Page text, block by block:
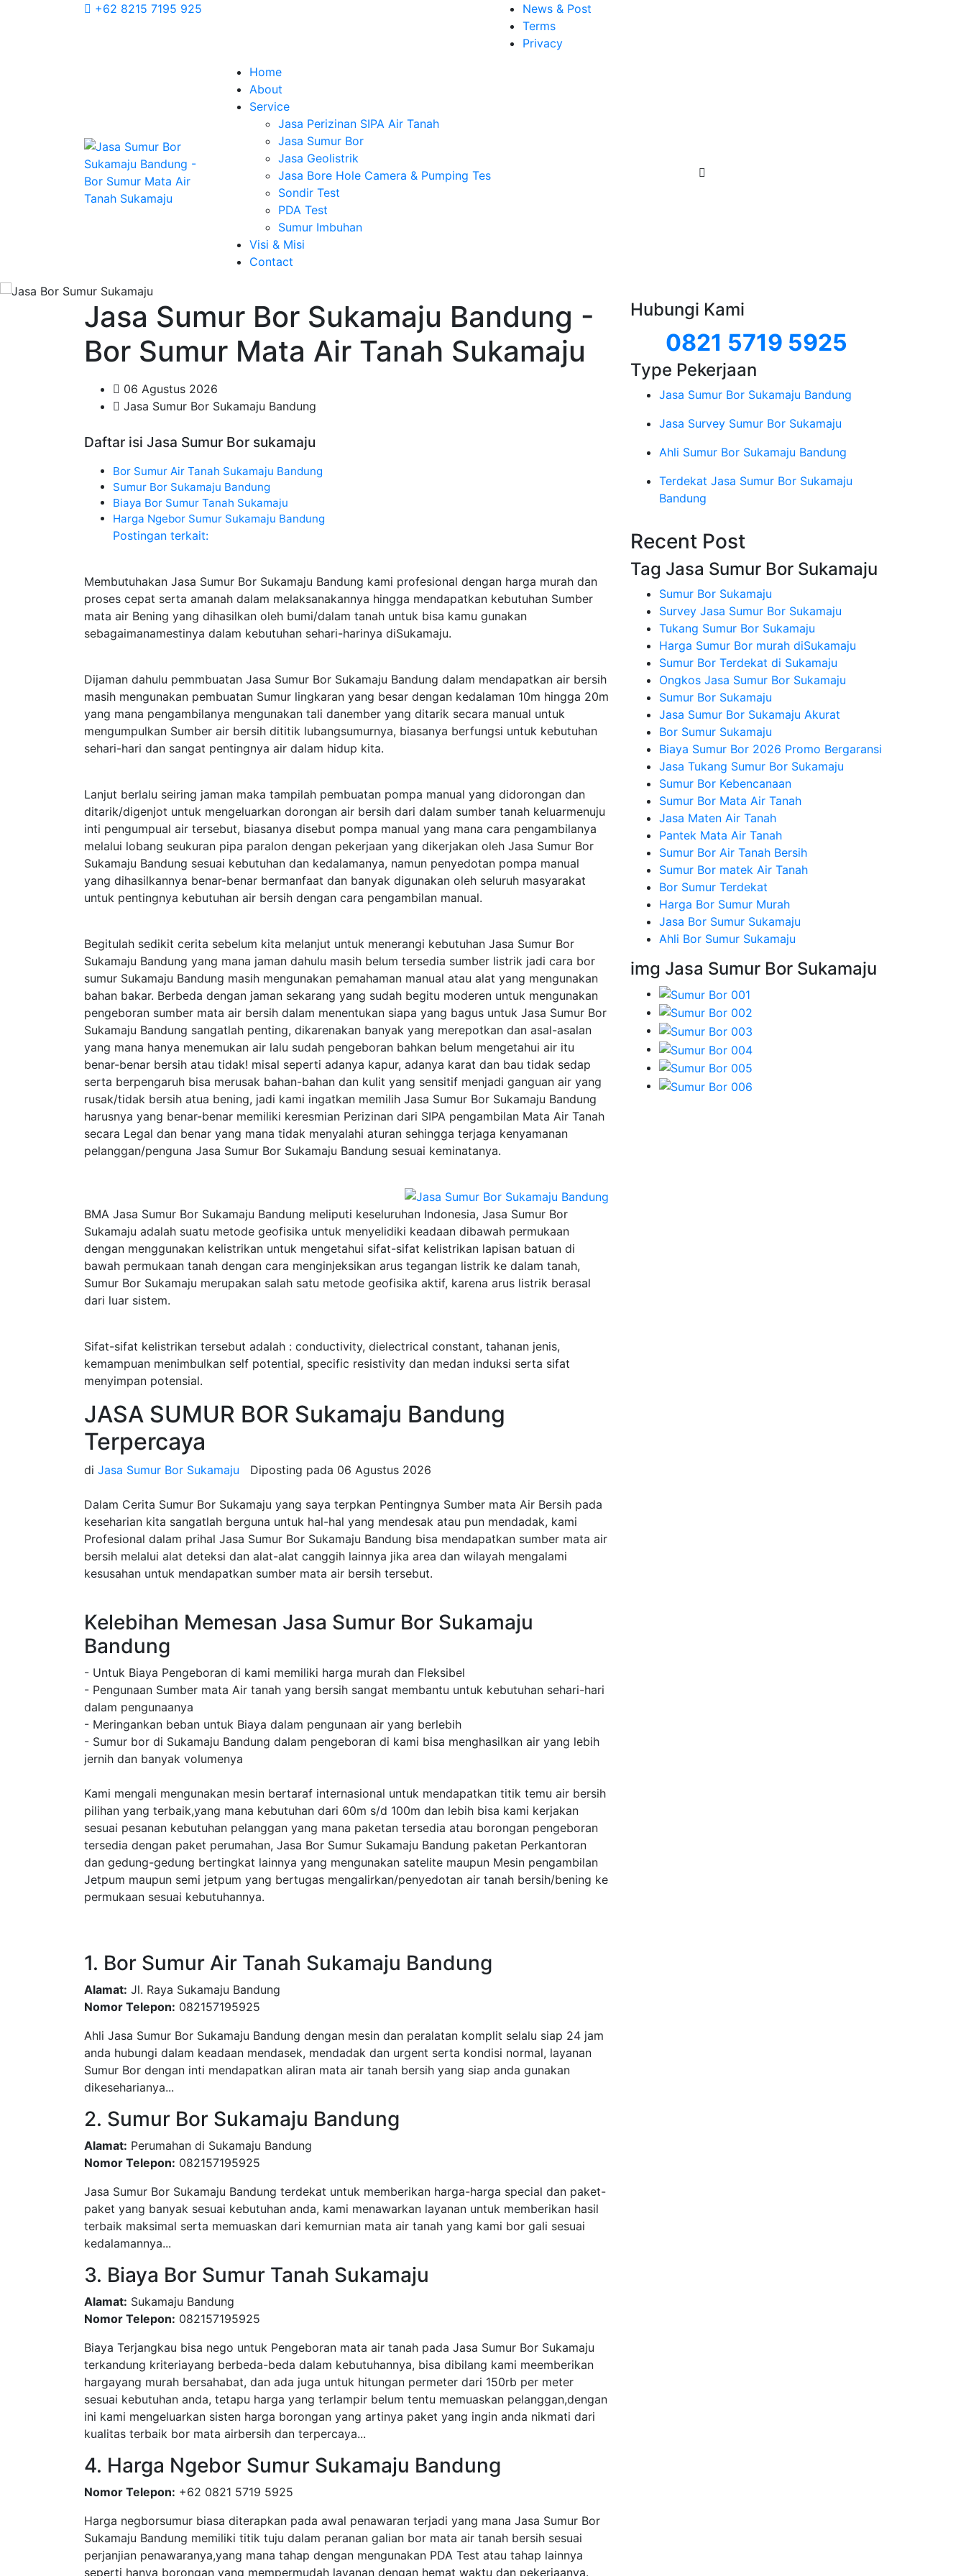
+62 8215 7195 925
News & Post
Terms
Privacy
Home
About
Service
Jasa Perizinan SIPA Air Tanah
Jasa Sumur Bor
Jasa Geolistrik
Jasa Bore Hole Camera & Pumping Tes
Sondir Test
PDA Test
Sumur Imbuhan
Visi & Misi
Contact
Jasa Sumur Bor Sukamaju Bandung -
Bor Sumur Mata Air Tanah Sukamaju
06 Agustus 2026
Jasa Sumur Bor Sukamaju Bandung
Daftar isi Jasa Sumur Bor sukamaju
Bor Sumur Air Tanah Sukamaju Bandung
Sumur Bor Sukamaju Bandung
Biaya Bor Sumur Tanah Sukamaju
Harga Ngebor Sumur Sukamaju Bandung
Postingan terkait:
Membutuhakan Jasa Sumur Bor Sukamaju Bandung kami profesional dengan harga murah dan
proses cepat serta amanah dalam melaksanakannya hingga mendapatkan kebutuhan Sumber
mata air Bening yang dihasilkan oleh bumi/dalam tanah untuk bisa kamu gunakan
sebagaimanamestinya dalam kebutuhan sehari-harinya diSukamaju.
Dijaman dahulu pemmbuatan Jasa Sumur Bor Sukamaju Bandung dalam mendapatkan air bersih
masih mengunakan pembuatan Sumur lingkaran yang besar dengan kedalaman 10m hingga 20m
yang mana pengambilanya mengunakan tali danember yang ditarik secara manual untuk
mengumpulkan Sumber air bersih dititik lubangsumurnya, biasanya berfungsi untuk kebutuhan
sehari-hari dan sangat pentingnya air dalam hidup kita.
Lanjut berlalu seiring jaman maka tampilah pembuatan pompa manual yang didorongan dan
ditarik/digenjot untuk mengeluarkan dorongan air bersih dari dalam sumber tanah keluarmenuju
inti pengumpual air tersebut, biasanya disebut pompa manual yang mana cara pengambilanya
melalui lobang seukuran pipa paralon dengan pekerjaan yang dikerjakan oleh Jasa Sumur Bor
Sukamaju Bandung sesuai kebutuhan dan kedalamanya, namun penyedotan pompa manual
yang dihasilkannya benar-benar bermanfaat dan banyak digunakan oleh seluruh masyarakat
untuk pentingnya kebutuhan air bersih dengan cara pengambilan manual.
Begitulah sedikit cerita sebelum kita melanjut untuk menerangi kebutuhan Jasa Sumur Bor
Sukamaju Bandung yang mana jaman dahulu masih belum tersedia sumber listrik jadi cara bor
sumur Sukamaju Bandung masih mengunakan pemahaman manual atau alat yang mengunakan
bahan bakar. Berbeda dengan jaman sekarang yang sudah begitu moderen untuk mengunakan
pengeboran sumber mata air bersih dalam menentukan siapa yang bagus untuk Jasa Sumur Bor
Sukamaju Bandung sangatlah penting, dikarenakan banyak yang merepotkan dan asal-asalan
yang mana hanya menemukan air lalu sudah pengeboran bahkan belum mengetahui air itu
benar-benar bersih atau tidak! misal seperti adanya kapur, adanya karat dan bau tidak sedap
serta berpengaruh bisa merusak bahan-bahan dan kulit yang sensitif menjadi ganguan air yang
rusak/tidak bersih atua bening, jadi kami ingatkan memilih Jasa Sumur Bor Sukamaju Bandung
harusnya yang benar-benar memiliki keresmian Perizinan dari SIPA pengambilan Mata Air Tanah
secara Legal dan benar yang mana tidak menyalahi aturan sehingga terjaga kenyamanan
pelanggan/penguna Jasa Sumur Bor Sukamaju Bandung sesuai keminatanya.
BMA Jasa Sumur Bor Sukamaju Bandung meliputi keseluruhan Indonesia, Jasa Sumur Bor
Sukamaju adalah suatu metode geofisika untuk menyelidiki keadaan dibawah permukaan
dengan menggunakan kelistrikan untuk mengetahui sifat-sifat kelistrikan lapisan batuan di
bawah permukaan tanah dengan cara menginjeksikan arus tegangan listrik ke dalam tanah,
Sumur Bor Sukamaju merupakan salah satu metode geofisika aktif, karena arus listrik berasal
dari luar sistem.
Sifat-sifat kelistrikan tersebut adalah : conductivity, dielectrical constant, tahanan jenis,
kemampuan menimbulkan self potential, specific resistivity dan medan induksi serta sifat
menyimpan potensial.
JASA SUMUR BOR Sukamaju Bandung
Terpercaya
di Jasa Sumur Bor Sukamaju Diposting pada 06 Agustus 2026
Dalam Cerita Sumur Bor Sukamaju yang saya terpkan Pentingnya Sumber mata Air Bersih pada
keseharian kita sangatlah berguna untuk hal-hal yang mendesak atau pun mendadak, kami
Profesional dalam prihal Jasa Sumur Bor Sukamaju Bandung bisa mendapatkan sumber mata air
bersih melalui alat deteksi dan alat-alat canggih lainnya jika area dan wilayah mengalami
kesusahan untuk mendapatkan sumber mata air bersih tersebut.
Kelebihan Memesan Jasa Sumur Bor Sukamaju
Bandung
- Untuk Biaya Pengeboran di kami memiliki harga murah dan Fleksibel
- Pengunaan Sumber mata Air tanah yang bersih sangat membantu untuk kebutuhan sehari-hari
dalam pengunaanya
- Meringankan beban untuk Biaya dalam pengunaan air yang berlebih
- Sumur bor di Sukamaju Bandung dalam pengeboran di kami bisa menghasilkan air yang lebih
jernih dan banyak volumenya
Kami mengali mengunakan mesin bertaraf internasional untuk mendapatkan titik temu air bersih
pilihan yang terbaik,yang mana kebutuhan dari 60m s/d 100m dan lebih bisa kami kerjakan
sesuai pesanan kebutuhan pelanggan yang mana paketan tersedia atau borongan pengeboran
tersedia dengan paket perumahan, Jasa Bor Sumur Sukamaju Bandung paketan Perkantoran
dan gedung-gedung bertingkat lainnya yang mengunakan satelite maupun Mesin pengambilan
Jetpum maupun semi jetpum yang bertugas mengalirkan/penyedotan air tanah bersih/bening ke
permukaan sesuai kebutuhannya.
1. Bor Sumur Air Tanah Sukamaju Bandung
Alamat: Jl. Raya Sukamaju Bandung
Nomor Telepon: 082157195925
Ahli Jasa Sumur Bor Sukamaju Bandung dengan mesin dan peralatan komplit selalu siap 24 jam
anda hubungi dalam keadaan mendasek, mendadak dan urgent serta kondisi normal, layanan
Sumur Bor dengan inti mendapatkan aliran mata air tanah bersih yang siap anda gunakan
dikeseharianya...
2. Sumur Bor Sukamaju Bandung
Alamat: Perumahan di Sukamaju Bandung
Nomor Telepon: 082157195925
Jasa Sumur Bor Sukamaju Bandung terdekat untuk memberikan harga-harga special dan paket-
paket yang banyak sesuai kebutuhan anda, kami menawarkan layanan untuk memberikan hasil
terbaik maksimal serta memuaskan dari kemurnian mata air tanah yang kami bor gali sesuai
kedalamannya...
3. Biaya Bor Sumur Tanah Sukamaju
Alamat: Sukamaju Bandung
Nomor Telepon: 082157195925
Biaya Terjangkau bisa nego untuk Pengeboran mata air tanah pada Jasa Sumur Bor Sukamaju
terkandung kriteriayang berbeda-beda dalam kebutuhannya, bisa dibilang kami meemberikan
hargayang murah bersahabat, dan ada juga untuk hitungan permeter dari 150rb per meter
sesuai kebutuhan anda, tetapu harga yang terlampir belum tentu memuaskan pelanggan,dengan
ini kami mengeluarkan sisten harga borongan yang artinya paket yang ingin anda nikmati dari
kualitas terbaik bor mata airbersih dan terpercaya...
4. Harga Ngebor Sumur Sukamaju Bandung
Nomor Telepon: +62 0821 5719 5925
Harga negborsumur biasa diterapkan pada awal penawaran terjadi yang mana Jasa Sumur Bor
Sukamaju Bandung memiliki titik tuju dalam peranan galian bor mata air tanah bersih sesuai
perjanjian penawaranya,yang mana tahap dengan mengunakan PDA Test atau tahap lainnya
seperti hanya borongan yang mempermudah layanan dengan hemat waktu dan pekerjaanya.
Hubungi Kami
0821 5719 5925
Type Pekerjaan
Jasa Sumur Bor Sukamaju Bandung
Jasa Survey Sumur Bor Sukamaju
Ahli Sumur Bor Sukamaju Bandung
Terdekat Jasa Sumur Bor Sukamaju
Bandung
Recent Post
Tag Jasa Sumur Bor Sukamaju
Sumur Bor Sukamaju
Survey Jasa Sumur Bor Sukamaju
Tukang Sumur Bor Sukamaju
Harga Sumur Bor murah diSukamaju
Sumur Bor Terdekat di Sukamaju
Ongkos Jasa Sumur Bor Sukamaju
Sumur Bor Sukamaju
Jasa Sumur Bor Sukamaju Akurat
Bor Sumur Sukamaju
Biaya Sumur Bor 2026 Promo Bergaransi
Jasa Tukang Sumur Bor Sukamaju
Sumur Bor Kebencanaan
Sumur Bor Mata Air Tanah
Jasa Maten Air Tanah
Pantek Mata Air Tanah
Sumur Bor Air Tanah Bersih
Sumur Bor matek Air Tanah
Bor Sumur Terdekat
Harga Bor Sumur Murah
Jasa Bor Sumur Sukamaju
Ahli Bor Sumur Sukamaju
img Jasa Sumur Bor Sukamaju